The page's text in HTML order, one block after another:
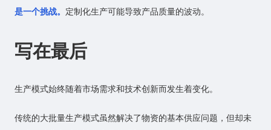
是一个挑战。 定制化生产可能导致产品质量的波动。
写在最后
生产模式始终随着市场需求和技术创新而发生着变化。
传统的大批量生产模式虽然解决了物资的基本供应问题，但却未